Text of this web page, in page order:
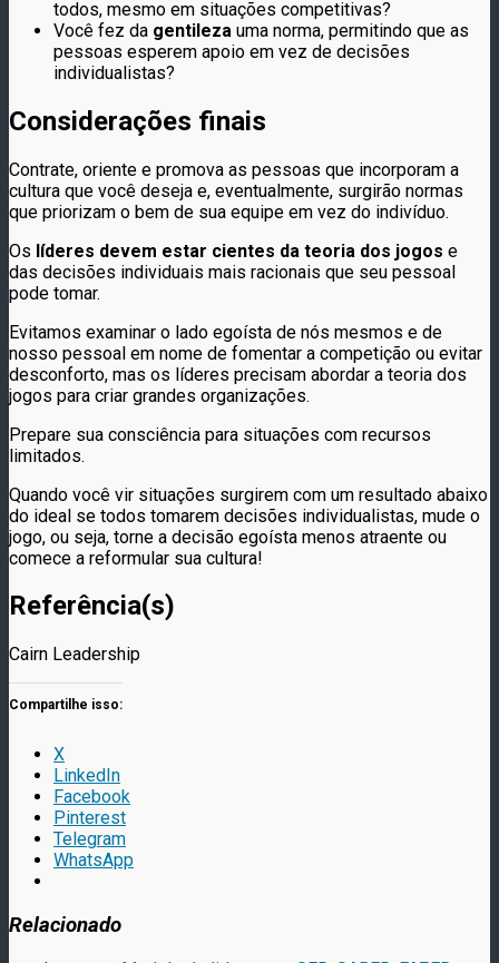
todos, mesmo em situações competitivas?
Você fez da gentileza uma norma, permitindo que as
pessoas esperem apoio em vez de decisões
individualistas?
Considerações finais
Contrate, oriente e promova as pessoas que incorporam a
cultura que você deseja e, eventualmente, surgirão normas
que priorizam o bem de sua equipe em vez do indivíduo.
Os líderes devem estar cientes da teoria dos jogos e
das decisões individuais mais racionais que seu pessoal
pode tomar.
Evitamos examinar o lado egoísta de nós mesmos e de
nosso pessoal em nome de fomentar a competição ou evitar
desconforto, mas os líderes precisam abordar a teoria dos
jogos para criar grandes organizações.
Prepare sua consciência para situações com recursos
limitados.
Quando você vir situações surgirem com um resultado abaixo
do ideal se todos tomarem decisões individualistas, mude o
jogo, ou seja, torne a decisão egoísta menos atraente ou
comece a reformular sua cultura!
Referência(s)
Cairn Leadership
Compartilhe isso:
X
LinkedIn
Facebook
Pinterest
Telegram
WhatsApp
Relacionado